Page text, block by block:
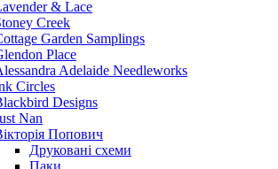
& Lace
Creek
Garden Samplings
Place
Adelaide Needleworks
Circles
Designs
Nan
Попович
Друковані схеми
Паки